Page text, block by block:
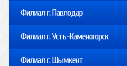
Филиал г. Павлодар
Филиал г. Усть-Каменогорск
Филиал г. Шымкент